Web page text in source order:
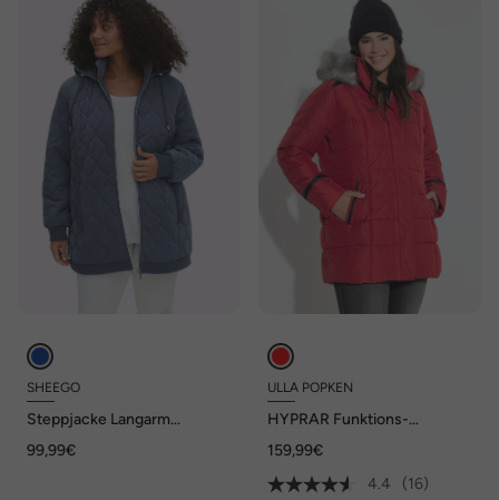
SHEEGO
Steppjacke Langarm
99,99€
ULLA POPKEN
HYPRAR Funktions-
wasserabweisend, Kapuze
159,99€
4.4
(16)